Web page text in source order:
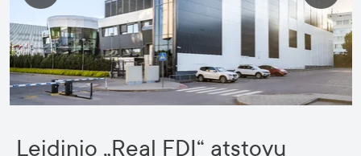
Leidinio „Real FDI“ atstovų